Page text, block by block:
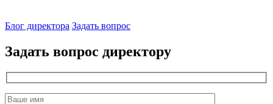
директор
Блог директора Задать вопрос
Задать вопрос директору